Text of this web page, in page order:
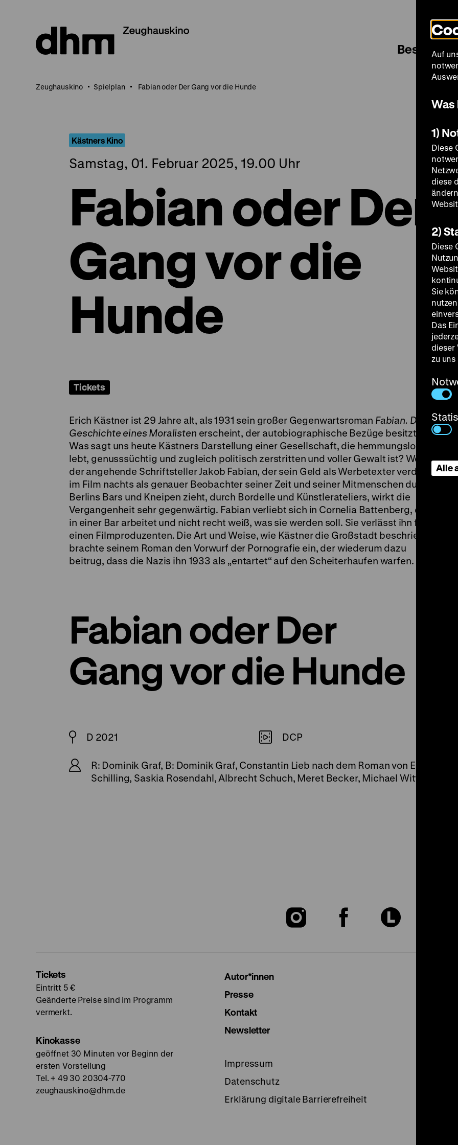
Seiteninhalt
springen
Besuch
Zeughauskino Spielplan Fabian oder Der Gang vor die Hunde
Kästners Kino
Samstag, 01. Februar 2025, 19.00 Uhr
Fabian oder Der
Gang vor die
Hunde
Tickets
Erich Kästner ist 29 Jahre alt, als 1931 sein großer Gegenwartsroman Fabian. Die
Geschichte eines Moralisten erscheint, der autobiographische Bezüge besitzt.
Was sagt uns heute Kästners Darstellung einer Gesellschaft, die hemmungslos
lebt, genusssüchtig und zugleich politisch zerstritten und voller Gewalt ist? Wenn
der angehende Schriftsteller Jakob Fabian, der sein Geld als Werbetexter verdient,
im Film nachts als genauer Beobachter seiner Zeit und seiner Mitmenschen durch
Berlins Bars und Kneipen zieht, durch Bordelle und Künstlerateliers, wirkt die
Vergangenheit sehr gegenwärtig. Fabian verliebt sich in Cornelia Battenberg, die
in einer Bar arbeitet und nicht recht weiß, was sie werden soll. Sie verlässt ihn für
einen Filmproduzenten. Die Art und Weise, wie Kästner die Großstadt beschrieb,
brachte seinem Roman den Vorwurf der Pornografie ein, der wiederum dazu
beitrug, dass die Nazis ihn 1933 als „entartet“ auf den Scheiterhaufen warfen. (ps)
Fabian oder Der
Gang vor die Hunde
D 2021 DCP
R: Dominik Graf, B: Dominik Graf, Constantin Lieb nach dem Roman von Erich
Schilling, Saskia Rosendahl, Albrecht Schuch, Meret Becker, Michael Wittenborn,
Zu
Zu
Zu
Tickets
Eintritt 5 €
Geänderte Preise sind im Programm
vermerkt.
Kinokasse
geöffnet 30 Minuten vor Beginn der
ersten Vorstellung
Tel. + 49 30 20304-770
zeughauskino@dhm.de
Autor*innen
Presse
Kontakt
Newsletter
Impressum
Datenschutz
Erklärung digitale Barrierefreiheit
Auf
Was
1)
Diese
diese
2)
Diese
Sie
Das
dieser
zu uns
Alle